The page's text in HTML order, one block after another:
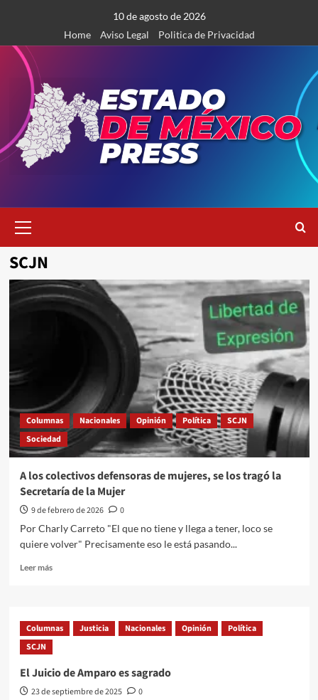
contenido
10 de agosto de 2026
Home
Aviso Legal Politica de Privacidad
primario
SCJN
Columnas Nacionales Opinión Política
SCJN
Sociedad
A los colectivos defensoras de mujeres, se los tragó la
Secretaría de la Mujer
9 de febrero de 2026
0
Por Charly Carreto "El que no tiene y llega a tener, loco se
quiere volver" Precisamente eso le está pasando...
Leer másLeer
los
colectivos
mujeres,
Columnas Justicia Nacionales Opinión
Política
SCJN
El Juicio de Amparo es sagrado
23 de septiembre de 2025
0